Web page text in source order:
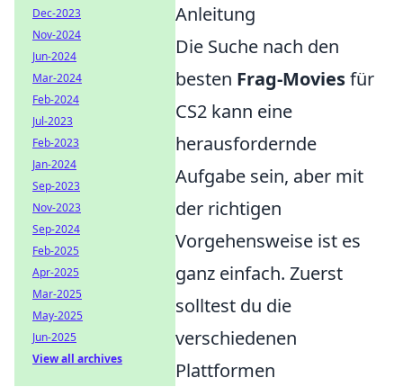
Anleitung
Die Suche nach den
besten Frag-Moviesfür
CS2 kann eine
herausfordernde
Aufgabe sein, aber mit
der richtigen
Vorgehensweise ist es
ganz einfach. Zuerst
solltest du die
verschiedenen
Plattformen
Dec-2023
Nov-2024
Jun-2024
Mar-2024
Feb-2024
Jul-2023
Feb-2023
Jan-2024
Sep-2023
Nov-2023
Sep-2024
Feb-2025
Apr-2025
Mar-2025
May-2025
Jun-2025
View all archives